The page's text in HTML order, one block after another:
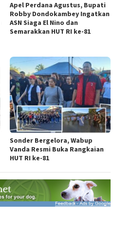
Apel Perdana Agustus, Bupati
Robby Dondokambey Ingatkan
ASN Siaga El Nino dan
Semarakkan HUT RI ke-81
Sonder Bergelora, Wabup
Vanda Resmi Buka Rangkaian
HUT RI ke-81